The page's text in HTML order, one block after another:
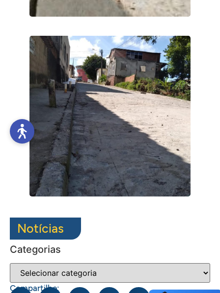
Notícias
Categorias
Compartilhe: